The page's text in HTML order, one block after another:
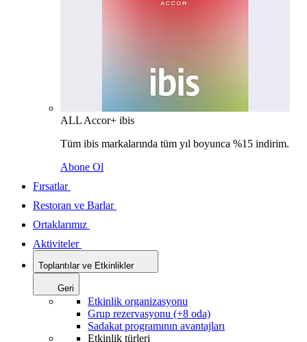
ALL Accor+ ibis
Tüm ibis markalarında tüm yıl boyunca %15 indirim.
Abone Ol
Fırsatlar
Restoran ve Barlar
Ortaklarımız
Aktiviteler
Toplantılar ve Etkinlikler
Geri
Etkinlik organizasyonu
Grup rezervasyonu (+8 oda)
Sadakat programının avantajları
Etkinlik türleri